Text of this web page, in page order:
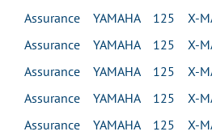
Assurance YAMAHA 125 X-
Assurance YAMAHA 125 X-
Assurance YAMAHA 125 X-
Assurance YAMAHA 125 X-
Assurance YAMAHA 125 X-